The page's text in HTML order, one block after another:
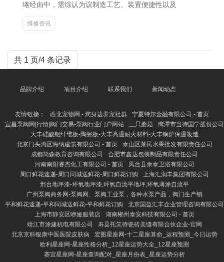
绻经由中，需综认为议制造工艺、装置便捷性以及
维修资讯
共 1 页/4 条记录
品牌介绍 项目介绍 联系我们 新闻动态
友情链接： 西北宠物网 - 您身边养宠社群
宁夏特尔金融有限公司 - 首页
宜昌泵阀网|行情|阀门交易-泵阀行业门户网站
三只蘑菇
鹰潭市当待国学股份公司
大丰硅酸铝纤维板-陶瓷板-大丰高温耐火材料-大丰锅炉保温改造
北京门头沟区海纳建筑有限公司 - 首页
泰山区莱民水果批发有限责任公司
成都简森教育咨询有限公司
合肥市鑫达包装制品有限责任公司
河南南阳睿杰化工有限公司 - 首页
凤台县余泰卫浴有限公司
周口鲜花速递-周口同城送鲜花-周口鲜花订购
上海汇润丰集团有限公司
邢台地坪漆-环氧地坪漆,环氧自流平地坪,环氧薄涂自流平
广州泵阀商务网-泵阀网、泵阀工业泵，各种水泵产品，阀门生产销
平和鲜花速递-平和同城送鲜花-平和鲜花订购
北京国益汇丰企业管理咨询有限公司
上海市静安区咿娅服装店
湖南郴州泰安科技有限公司 - 首页
靖江市涂建机电有限公司
寿县托笑待瓷砖美缝有限合伙企业-官网
北京京科银康中医医院皮肤病
宏图星座网-十二星座算命_运程预测_今日运势
欧利星座网-星座性格分析_12星座运势大全_12星座预测
赛宜星座网-星座查询配对_星座月份表_星座运势分析